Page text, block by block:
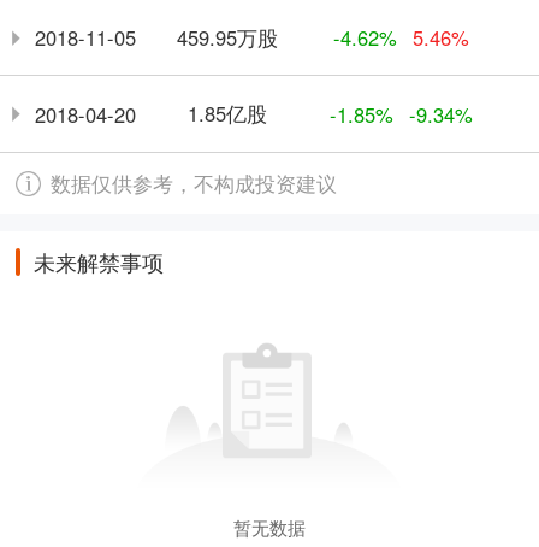
2018-11-05 459.95万股 -4.62% 5.46%
2018-04-20 1.85亿股 -1.85% -9.34%
数据仅供参考，不构成投资建议
未来解禁事项
暂无数据